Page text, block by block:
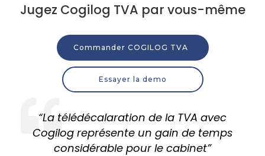
Jugez Cogilog TVA par vous-même
Commander COGILOG TVA
Essayer la demo
“La télédécalaration de la TVA avec
Cogilog représente un gain de temps
considérable pour le cabinet”